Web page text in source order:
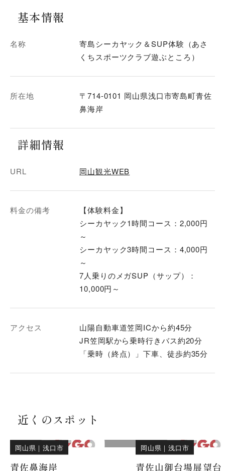
基本情報
名称
寄島シーカヤック＆SUP体験（あさ
くちスポーツクラブ遊ぶところ）
所在地
〒714-0101 岡山県浅口市寄島町青佐
鼻海岸
詳細情報
URL 岡山観光WEB
料金の備考
【体験料金】
シーカヤック1時間コース：2,000円
～
シーカヤック3時間コース：4,000円
～
7人乗りのメガSUP（サップ）：
10,000円～
アクセス
山陽自動車道笠岡ICから約45分
JR笠岡駅から乗時行きバス約20分
「乗時（終点）」下車、徒歩約35分
近くのスポット
岡山県 ｜浅口市
青佐鼻海岸
岡山県 ｜浅口市
青佐山御台場展望台